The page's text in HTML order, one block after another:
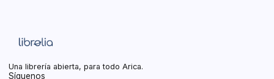
Una librería abierta, para todo Arica.
Síguenos